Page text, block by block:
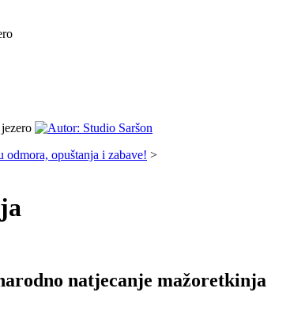
opuštanja i zabave! >
natjecanje mažoretkinja